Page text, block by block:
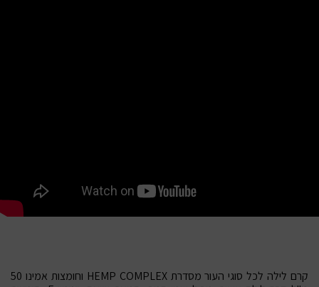
קרם לילה לכל סוגי העור מסדרת HEMP COMPLEX וחומצות אמינו 50